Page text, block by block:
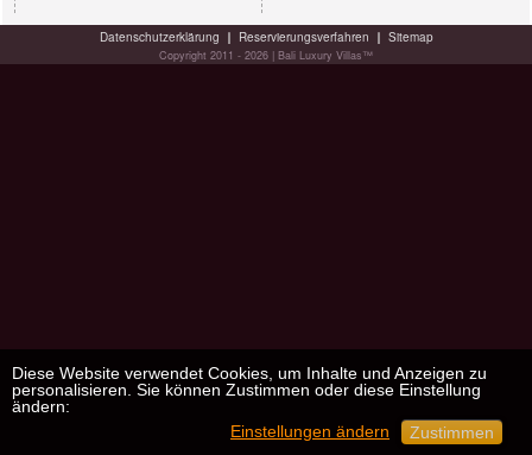
Datenschutzerklärung Reservierungsverfahren Sitemap
Copyright 2011 - 2026 | Bali Luxury Villas™
Diese Website verwendet Cookies, um Inhalte und Anzeigen zu
personalisieren. Sie können Zustimmen oder diese Einstellung
ändern:
Einstellungen ändern
Zustimmen